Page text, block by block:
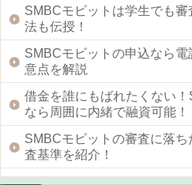
SMBCモビットは学生でも
法も伝授！
SMBCモビットの申込なら
意点を解説
借金を誰にもばれたくない
なら周囲に内緒で融資可能！
SMBCモビットの審査に落
査基準を紹介！